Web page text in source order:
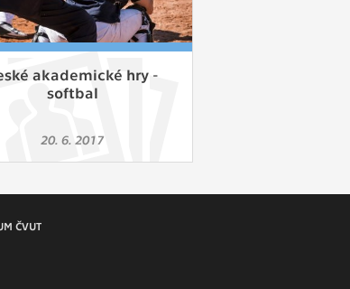
účelem zobrazení správných nabídek a cílení
Zpravidla jde o cookies systémů třetích stran,
chování pomáhají.
a všechny cookies byly přiřazeny do některé z
akademické hry -
softbal
20. 6. 2017
ČVUT